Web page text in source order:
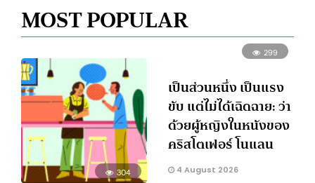
MOST POPULAR
304
299
เป็นส่วนหนึ่ง เป็นแรง
ขับ แต่ไม่ได้เฉิดฉาย: ว่า
ด้วยผู้หญิงในหนังของ
คริสโตเฟอร์ โนแลน
4 August 2026